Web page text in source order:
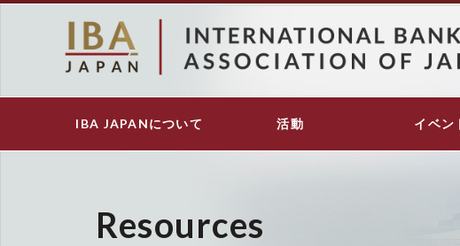
メ
Main
IBA JAPANについて 活動 イベン
Resources